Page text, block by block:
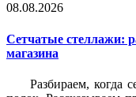
08.08.2026
Сетчатые стеллажи:
магазина
Разбираем, когда